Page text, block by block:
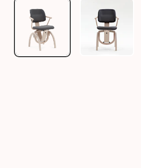
MOIZI 11 STUHL MITMOIZI 11